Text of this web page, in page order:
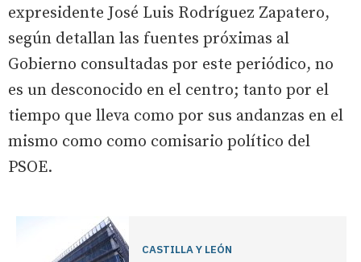
expresidente José Luis Rodríguez Zapatero,
según detallan las fuentes próximas al
Gobierno consultadas por este periódico, no
es un desconocido en el centro; tanto por el
tiempo que lleva como por sus andanzas en el
mismo como como comisario político del
PSOE.
CASTILLA Y LEÓN